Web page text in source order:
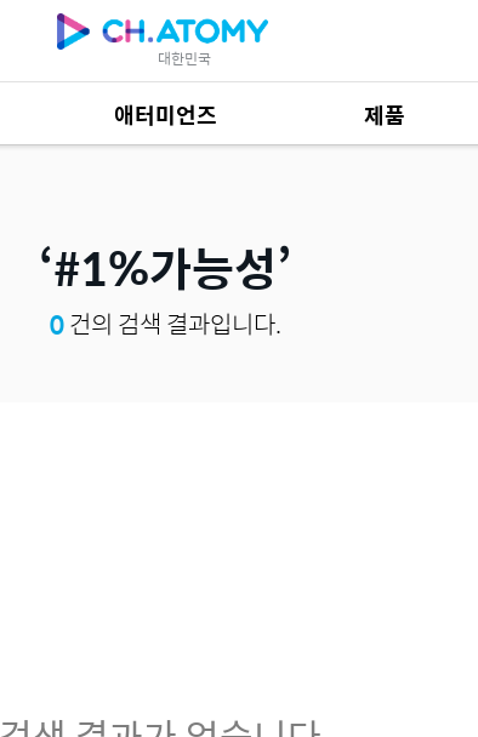
대한민국
애터미언즈 제품
제품 자료684
#1%가능성
0건의 검색 결과입니다.